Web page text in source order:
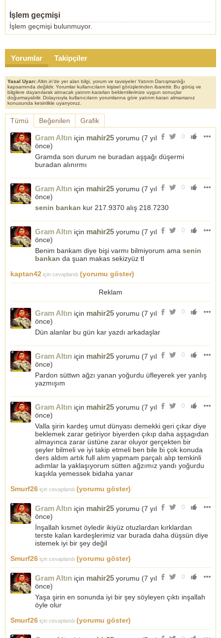
İşlem geçmişi
İşlem geçmişi bulunmuyor.
Yorumlar Takipçiler
Yasal Uyarı:Altin.in'de yer alan bilgi, yorum ve tavsiyeler Yatırım Danışmanlığı
kapsamında değildir. Yorumlar kullanıcıların kişisel görüşlerinden ibarettir. Bu görüş ve
bilgilere dayanılarak alınacak yatırım kararları beklentilerinize uygun sonuçlar
doğurmayabilir. Dolayısıyla kullanıcıların yorumlarına göre yatırım kararı almamanız
konusunda kesinlikle uyarıyoruz.
Tümü Beğenilen Grafik
0
Gram Altın için mahir25 yorumu (7 yıl
önce)
Gramda son durum ne buradan aşşağı düşermi
buradan alınırmı
0
Gram Altın için mahir25 yorumu (7 yıl
önce)
senin bankan kur 217.9370 alış 218.7230
0
Gram Altın için mahir25 yorumu (7 yıl
önce)
Benim bankam diye bişi varmı bilmiyorum ama senin
bankan da şuan makas sekizyüz tl
kaptan42 için cevaplandı (yorumu göster)
Reklam
0
Gram Altın için mahir25 yorumu (7 yıl
önce)
Dün alanlar bu gün kar yazdı arkadaşlar
0
Gram Altın için mahir25 yorumu (7 yıl
önce)
Pardon süttwn ağzı yanan yoğurdu üfleyerek yer yanlış
yazmışım
0
Gram Altın için mahir25 yorumu (7 yıl
önce)
Valla şirin kardeş umut dünyası demekki geri çıkar diye
beklemek zarar getiriyor biyerden çıkıp daha aşşagıdan
almayınca zarar üstüne zarar oluyor gerçekten bir
şeyler bilmeli ve iyi takip etmeli ben bile bi çok konuda
ders aldım artık full alım yapmam parçalı alıp temkinli
adımlar la yaklaşıyorum sütten ağzımız yandı yoğurdu
kaşıkla yemessek bidaha yanar
Smurf26 için cevaplandı (yorumu göster)
0
Gram Altın için mahir25 yorumu (7 yıl
önce)
İnşallah kısmet öyledir ikiyüz otuzlardan kırklardan
terste kalan kardeşlerimiz var burada daha düşsün diye
istemek iyi bir şey değil
Smurf26 için cevaplandı (yorumu göster)
0
Gram Altın için mahir25 yorumu (7 yıl
önce)
Yaşa şirin en sonunda iyi bir şey söyleyen çıktı inşallah
öyle olur
Smurf26 için cevaplandı (yorumu göster)